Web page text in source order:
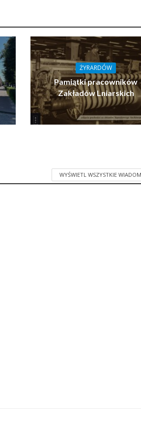
ŻYRARDÓW
Pamiątki pracowników
Zakładów Lniarskich
WYŚWIETL WSZYSTKIE